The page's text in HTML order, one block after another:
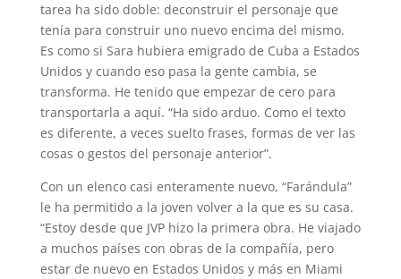
tarea ha sido doble: deconstruir el personaje que
tenía para construir uno nuevo encima del mismo.
Es como si Sara hubiera emigrado de Cuba a Estados
Unidos y cuando eso pasa la gente cambia, se
transforma. He tenido que empezar de cero para
transportarla a aquí. “Ha sido arduo. Como el texto
es diferente, a veces suelto frases, formas de ver las
cosas o gestos del personaje anterior”.
Con un elenco casi enteramente nuevo, “Farándula”
le ha permitido a la joven volver a la que es su casa.
“Estoy desde que JVP hizo la primera obra. He viajado
a muchos países con obras de la compañía, pero
estar de nuevo en Estados Unidos y más en Miami